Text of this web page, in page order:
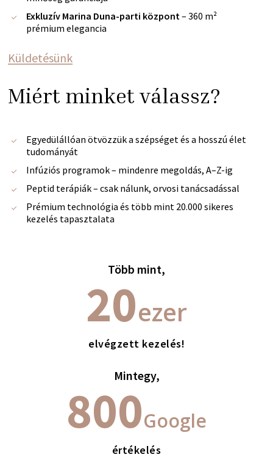
Exkluzív Marina Duna-parti központ – 360 m²
prémium elegancia
Küldetésünk
Miért minket válassz?
Egyedülállóan ötvözzük a szépséget és a hosszú élet
tudományát
Infúziós programok – mindenre megoldás, A–Z-ig
Peptid terápiák – csak nálunk, orvosi tanácsadással
Prémium technológia és több mint 20.000 sikeres
kezelés tapasztalata
Több mint,
20ezer
elvégzett kezelés!
Mintegy,
800Google
értékelés